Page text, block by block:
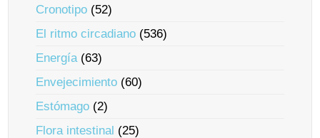
Cronotipo (52)
El ritmo circadiano (536)
Energía(63)
Envejecimiento (60)
Estómago (2)
Flora intestinal (25)